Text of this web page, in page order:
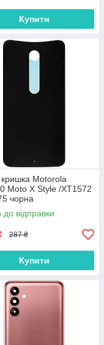
Купити
Motorola
Moto X Style /XT1572
чорна
до відправки
287 ₴
Купити